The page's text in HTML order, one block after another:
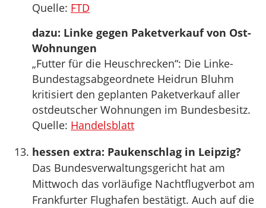
Quelle: FTD
dazu: Linke gegen Paketverkauf von Ost-
Wohnungen
„Futter für die Heuschrecken“: Die Linke-
Bundestagsabgeordnete Heidrun Bluhm
kritisiert den geplanten Paketverkauf aller
ostdeutscher Wohnungen im Bundesbesitz.
Quelle: Handelsblatt
hessen extra: Paukenschlag in Leipzig?
Das Bundesverwaltungsgericht hat am
Mittwoch das vorläufige Nachtflugverbot am
Frankfurter Flughafen bestätigt. Auch auf die